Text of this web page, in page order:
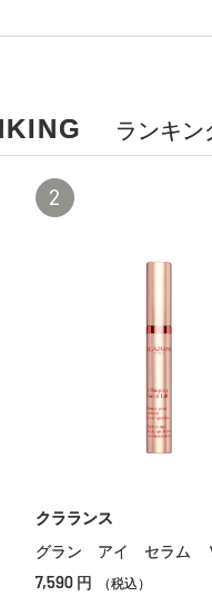
ランキン
2
クラランス
グラン アイ セラム
7,590 円 （税込）